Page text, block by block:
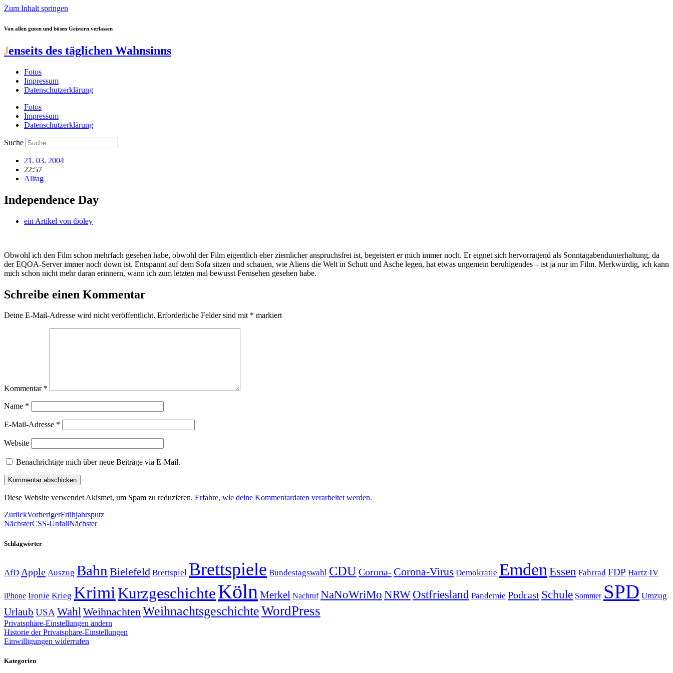
Zum Inhalt springen
Von allen guten und bösen Geistern verlassen
Jenseits des täglichen Wahnsinns
Fotos
Impressum
Datenschutzerklärung
Fotos
Impressum
Datenschutzerklärung
Suche
21. 03. 2004
22:57
Alltag
Independence Day
ein Artikel von tboley
Obwohl ich den Film schon mehrfach gesehen habe, obwohl der Film eigentlich eher ziemlicher anspruchsfrei ist, begeistert er mich immer noch. Er eignet sich hervorragend als Sonntagabendunterhaltung, da
der EQOA-Server immer noch down ist. Entspannt auf dem Sofa sitzen und schauen, wie Aliens die Welt in Schutt und Asche legen, hat etwas ungemein beruhigendes – ist ja nur im Film. Merkwürdig, ich kann
mich schon nicht mehr daran erinnern, wann ich zum letzten mal bewusst Fernsehen gesehen habe.
Schreibe einen Kommentar
Deine E-Mail-Adresse wird nicht veröffentlicht. Erforderliche Felder sind mit * markiert
Kommentar *
Name *
E-Mail-Adresse *
Website
Benachrichtige mich über neue Beiträge via E-Mail.
Diese Website verwendet Akismet, um Spam zu reduzieren. Erfahre, wie deine Kommentardaten verarbeitet werden.
ZurückVorherigerFrühjahrsputz
NächsterCSS-UnfallNächster
Schlagwörter
AfD Apple Auszug Bahn Bielefeld Brettspiel Brettspiele Bundestagswahl CDUCorona- Corona-Virus Demokratie Emden Essen Fahrrad FDP Hartz IV
iPhone Ironie Krieg KrimiKurzgeschichteKöln Merkel Nachruf NaNoWriMo NRWOstfriesland Pandemie Podcast Schule Sommer SPD Umzug
Urlaub USA Wahl Weihnachten WeihnachtsgeschichteWordPress
Privatsphäre-Einstellungen ändern
Historie der Privatsphäre-Einstellungen
Einwilligungen widerrufen
Kategorien